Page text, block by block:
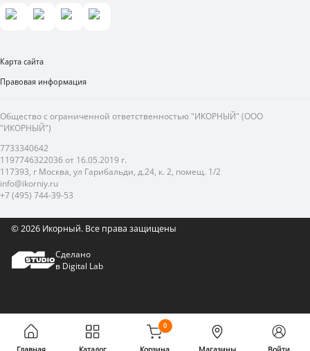
Карта сайта
Правовая информация
Общество с ограниченной ответственностью "ИКОРНЫЙ" (ООО
"ИКОРНЫЙ")
7733340642
1197746322036 от 16.05.2019 г.
117393, г Москва, ул Гарибальди, д.24, к. 2, помещ. 1/2
info@ikorniy.ru
+7 (495) 744-39-53
© 2026 Икорный. Все права защищены
Сделано
в Digital Lab
0